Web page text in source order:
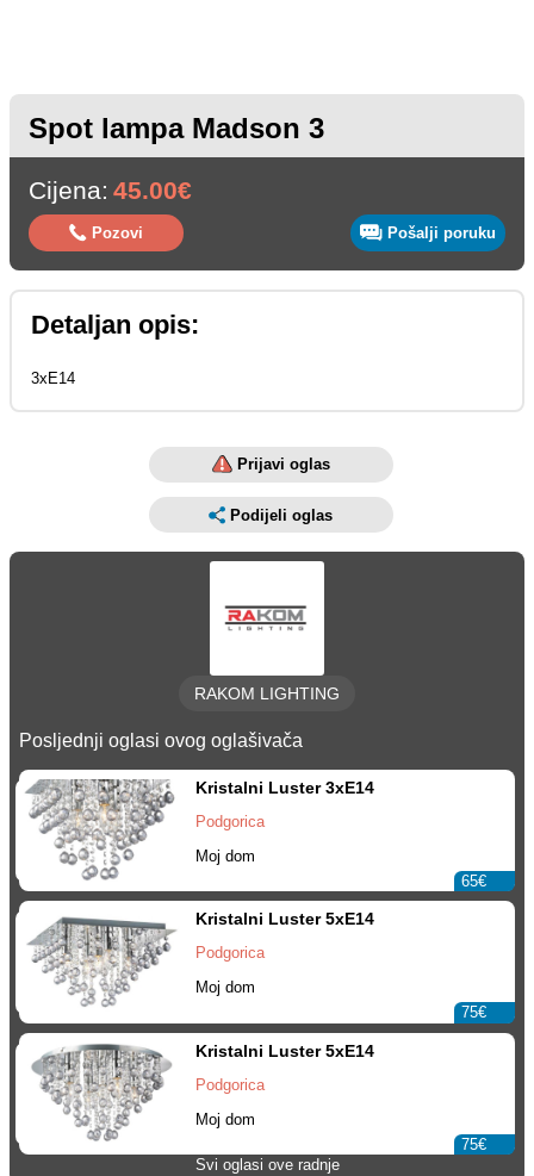
Spot lampa Madson 3
Cijena: 45.00€
Pozovi Pošalji poruku
Detaljan opis:
3xE14
Prijavi oglas
Podijeli oglas
RAKOM LIGHTING
Posljednji oglasi ovog oglašivača
Kristalni Luster 3xE14
Podgorica
Moj dom
65€
Kristalni Luster 5xE14
Podgorica
Moj dom
75€
Kristalni Luster 5xE14
Podgorica
Moj dom
75€
Svi oglasi ove radnje